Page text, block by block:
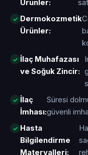
Ürünler:
Dermokozmetik
Ürünler:
İlaç Muhafazası
ve Soğuk Zincir:
İlaç
İmhası:
Süresi
güvenli
Hasta
Bilgilendirme
Materyalleri: